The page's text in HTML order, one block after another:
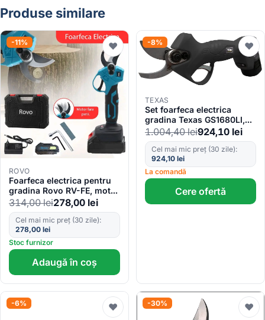
Produse similare
-11% ♥
ROVO
Foarfeca electrica pentru
gradina Rovo RV-FE, motor
brushless, 2 acumulatori
2000mAh, 800W, valiza de
transport
314,00lei278,00 lei
Cel mai mic preț (30 zile):
278,00 lei
Stoc furnizor
Adaugă în coș
-8% ♥
TEXAS
Set foarfeca electrica
gradina Texas GS1680LI,
Li-Ion, 16.8V, 2.0 Ah, max
25mm
1.004,40lei924,10 lei
Cel mai mic preț (30 zile):
924,10 lei
La comandă
Cere ofertă
-6% ♥ -30% ♥